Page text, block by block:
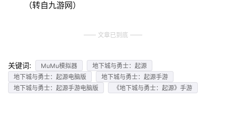
（转自九游网）
文章已到底
关键词: MuMu模拟器
地下城与勇士：起源
地下城与勇士：起源电脑版
地下城与勇士：起源手游
地下城与勇士：起源手游电脑版
《地下城与勇士：起源》手游